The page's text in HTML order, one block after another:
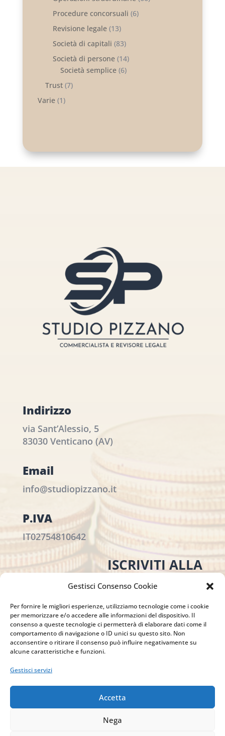
Gestisci Consenso Cookie
Per fornire le migliori esperienze, utilizziamo tecnologie come i cookie
per memorizzare e/o accedere alle informazioni del dispositivo. Il
consenso a queste tecnologie ci permetterà di elaborare dati come il
comportamento di navigazione o ID unici su questo sito. Non
acconsentire o ritirare il consenso può influire negativamente su
alcune caratteristiche e funzioni.
Gestisci servizi
Accetta
Nega
Procedure concorsuali (6)
Revisione legale(13)
Società di capitali (83)
Società di persone(14)
Società semplice(6)
Trust(7)
Varie(1)
Indirizzo
via Sant’Alessio, 5
83030 Venticano (AV)
Email
info@studiopizzano.it
P.IVA
IT02754810642
ISCRIVITI ALLA
NEWSLETTER
novità, clicca sul pulsante qui sotto e
iscriviti alla nostra newsletter.
ISCRIVITI ALLA